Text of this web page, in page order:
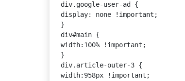
div.google-user-ad {
display: none !important;
}
div#main {
width:100% !important;
}
div.article-outer-3 {
width:958px !important;